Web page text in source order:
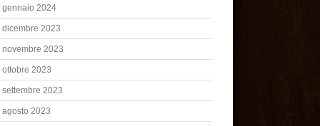
gennaio 2024
dicembre 2023
novembre 2023
ottobre 2023
settembre 2023
agosto 2023